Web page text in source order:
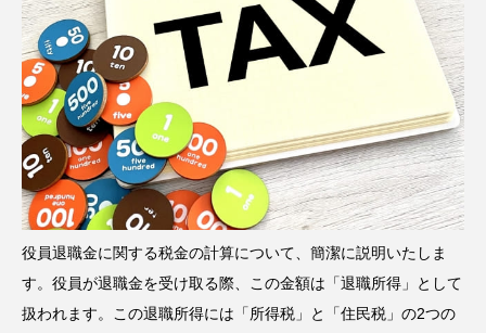
役員退職金に関する税金の計算について、簡潔に説明いたしま
す。役員が退職金を受け取る際、この金額は「退職所得」として
扱われます。この退職所得には「所得税」と「住民税」の2つの